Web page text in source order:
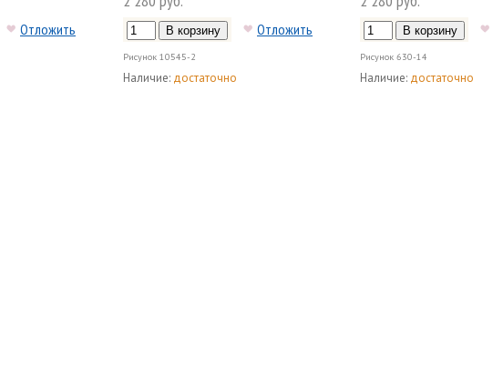
Отложить Отложить
Рисунок 10545-2
Наличие: достаточно
Рисунок 630-14
Наличие: достаточно